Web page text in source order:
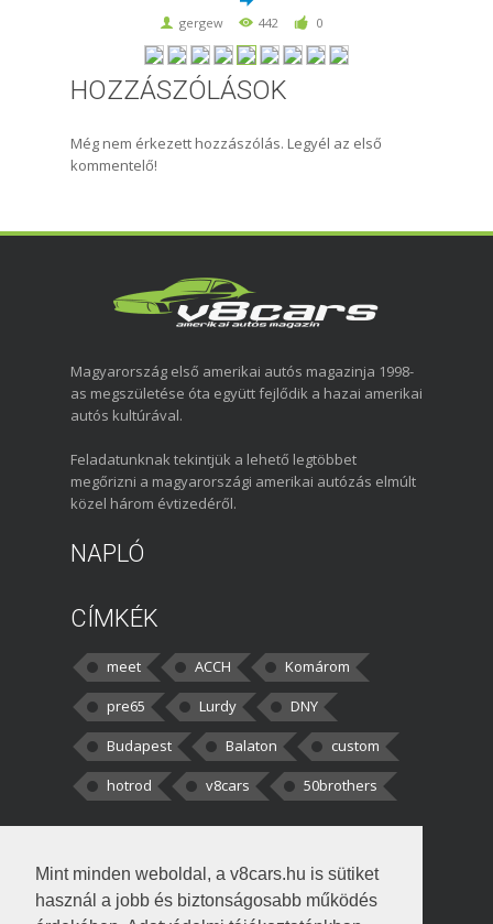
Mint minden weboldal, a v8cars.hu is sütiket
használ a jobb és biztonságosabb működés
gergew 442 0
HOZZÁSZÓLÁSOK
Még nem érkezett hozzászólás. Legyél az első
kommentelő!
Magyarország első amerikai autós magazinja 1998-
as megszületése óta együtt fejlődik a hazai amerikai
autós kultúrával.
Feladatunknak tekintjük a lehető legtöbbet
megőrizni a magyarországi amerikai autózás elmúlt
közel három évtizedéről.
NAPLÓ
CÍMKÉK
meet ACCH
Komárom
pre65
Lurdy
DNY
Budapest
Balaton
custom
hotrod
v8cars 50brothers
kortisz:Elszúrtam! Én csak két
darabbaal számoltam. Nem tudtam, hogy fél autót,